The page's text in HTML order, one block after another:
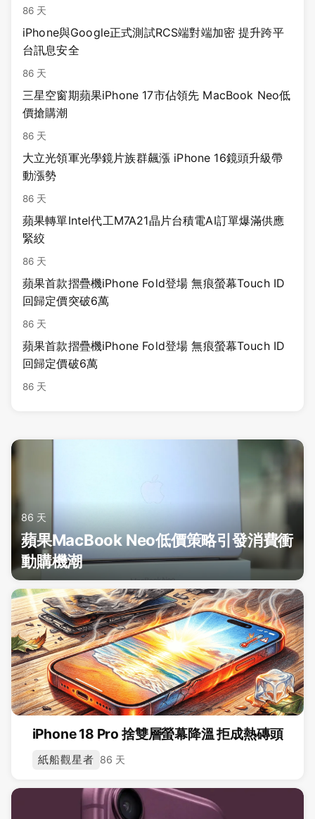
86 天
iPhone與Google正式測試RCS端對端加密 提升跨平
台訊息安全
86 天
三星空窗期蘋果iPhone 17市佔領先 MacBook Neo低
價搶購潮
86 天
大立光領軍光學鏡片族群飆漲 iPhone 16鏡頭升級帶
動漲勢
86 天
蘋果轉單Intel代工M7A21晶片台積電AI訂單爆滿供應
緊絞
86 天
蘋果首款摺疊機iPhone Fold登場 無痕螢幕Touch ID
回歸定價突破6萬
86 天
蘋果首款摺疊機iPhone Fold登場 無痕螢幕Touch ID
回歸定價破6萬
86 天
86 天
蘋果MacBook Neo低價策略引發消費衝
動購機潮
iPhone 18 Pro 捨雙層螢幕降溫 拒成熱磚頭
紙船觀星者 86 天